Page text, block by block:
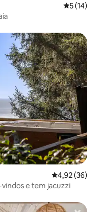
5 de uma
5 (14)
4,92 de uma
4,92 (36)
e tem jacuzzi